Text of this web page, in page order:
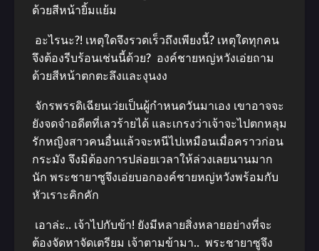
ด้วยสีหน้ายิ้มแย้ม
อะไรนะ?! เหตุใดจึงรวดเร็วถึงเพียงนี้? เหตุใดทุกคน
จึงต้องรีบร้อนเช่นนี้ด้วย? องค์ชายหญ่หวังเอ่ยถาม
ด้วยสีหน้าตกตะลึงและงุนงง
จักรพรรดิเฉียนเว่ยเป็นผู้กําหนดวันมาเอง เขาอาจจะ
ยังจดจําอดีตที่เลวร้ายได้ และเกรงว่าเจ้าจะไปตกหลุม
รักหญิงสาวคนอื่นแล้วจะหนีไปเหมือนเมื่อคราวก่อน
กระมัง จึงมิต้องการปล่อยเวลาให้ล่วงเลยนานมาก
นัก พระชายาซูจึงเอ่ยบอกองค์ชายหญ่หวังพร้อมกับ
หัวเราะคิกคัก
เอาล่ะ.. เจ้าไปกับข้า! ยังมีหลายสิ่งหลายอย่างที่จะ
ต้องจัดหาจัดเตรียม เจ้าตามข้ามา.. พระชายาซูจึง